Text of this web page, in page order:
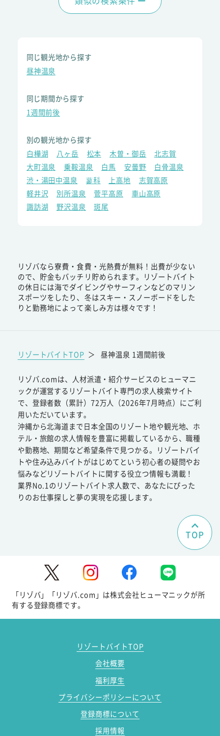
同じ観光地から探す
昼神温泉
同じ期間から探す
1週間前後
別の観光地から探す
白樺湖
八ヶ岳 松本 木曽・御岳
北志賀
大町温泉
乗鞍温泉 白馬 安曇野
白骨温泉
渋・湯田中温泉
蓼科 上高地
志賀高原
軽井沢
別所温泉 菅平高原
車山高原
諏訪湖
野沢温泉 斑尾
リゾバなら寮費・食費・光熱費が無料！出費が少ない
ので、貯金もバッチリ貯められます。リゾートバイト
の休日には海でダイビングやサーフィンなどのマリン
スポーツをしたり、冬はスキー・スノーボードをした
りと勤務地によって楽しみ方は様々です！
リゾートバイトTOP ＞ 昼神温泉 1週間前後
リゾバ.comは、人材派遣・紹介サービスのヒューマニ
ックが運営するリゾートバイト専門の求人検索サイト
で、登録者数（累計）72万人（2026年7月時点）にご利
用いただいています。
沖縄から北海道まで日本全国のリゾート地や観光地、ホ
テル・旅館の求人情報を豊富に掲載しているから、職種
や勤務地、期間など希望条件で見つかる。リゾートバイ
トや住み込みバイトがはじめてという初心者の疑問やお
悩みなどリゾートバイトに関する役立つ情報も満載！
業界No.1のリゾートバイト求人数で、あなたにぴった
りのお仕事探しと夢の実現を応援します。
TOP
「リゾバ」「リゾバ.com」は株式会社ヒューマニックが所
有する登録商標です。
リゾートバイトTOP
会社概要
福利厚生
プライバシーポリシーについて
登録商標について
採用情報